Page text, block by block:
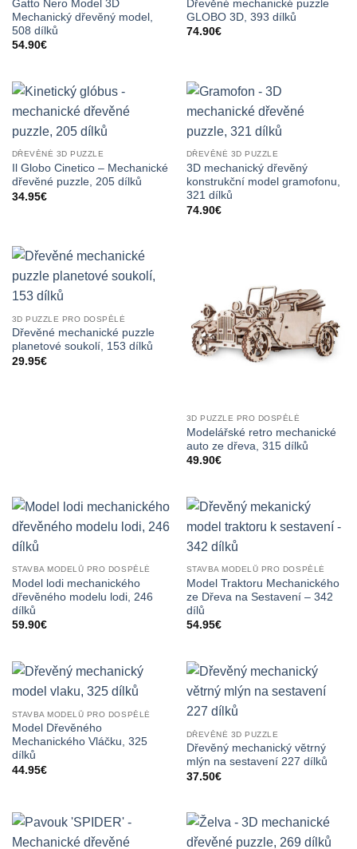
Gatto Nero Model 3D
Mechanický dřevěný model,
508 dílků
54.90€
Dřevěné mechanické puzzle
GLOBO 3D, 393 dílků
74.90€
DŘEVĚNÉ 3D PUZZLE
Il Globo Cinetico – Mechanické
dřevěné puzzle, 205 dílků
34.95€
DŘEVĚNÉ 3D PUZZLE
3D mechanický dřevěný
konstrukční model gramofonu,
321 dílků
74.90€
3D PUZZLE PRO DOSPĚLÉ
Dřevěné mechanické puzzle
planetové soukolí, 153 dílků
29.95€
3D PUZZLE PRO DOSPĚLÉ
Modelářské retro mechanické
auto ze dřeva, 315 dílků
49.90€
STAVBA MODELŮ PRO DOSPĚLÉ
Model lodi mechanického
dřevěného modelu lodi, 246
dílků
59.90€
STAVBA MODELŮ PRO DOSPĚLÉ
Model Traktoru Mechanického
ze Dřeva na Sestavení – 342
dílů
54.95€
STAVBA MODELŮ PRO DOSPĚLÉ
Model Dřevěného
Mechanického Vláčku, 325
dílků
44.95€
DŘEVĚNÉ 3D PUZZLE
Dřevěný mechanický větrný
mlýn na sestavení 227 dílků
37.50€